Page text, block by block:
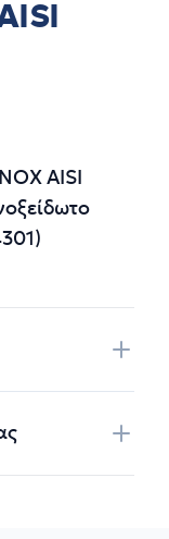
AISI